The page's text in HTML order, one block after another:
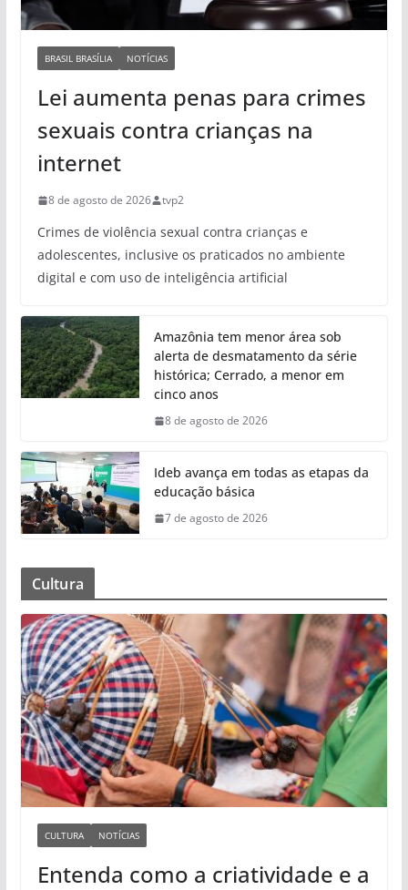
BRASIL BRASÍLIA NOTÍCIAS
Lei aumenta penas para crimes
sexuais contra crianças na
internet
8 de agosto de 2026 tvp2
Crimes de violência sexual contra crianças e
adolescentes, inclusive os praticados no ambiente
digital e com uso de inteligência artificial
Amazônia tem menor área sob
alerta de desmatamento da série
histórica; Cerrado, a menor em
cinco anos
8 de agosto de 2026
Ideb avança em todas as etapas da
educação básica
7 de agosto de 2026
Cultura
CULTURA NOTÍCIAS
Entenda como a criatividade e a